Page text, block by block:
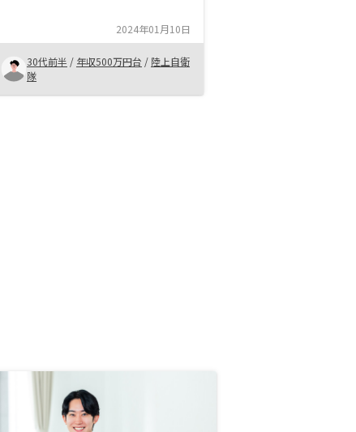
べて質問に応えてくれたことと、最
も不安となる家賃収入が途絶えた際
の対処等のアフターケアが有ること
を確認できたため、購入しました
2024年01月10日
30代前半 / 年収500万円台 / 陸上自衛
隊